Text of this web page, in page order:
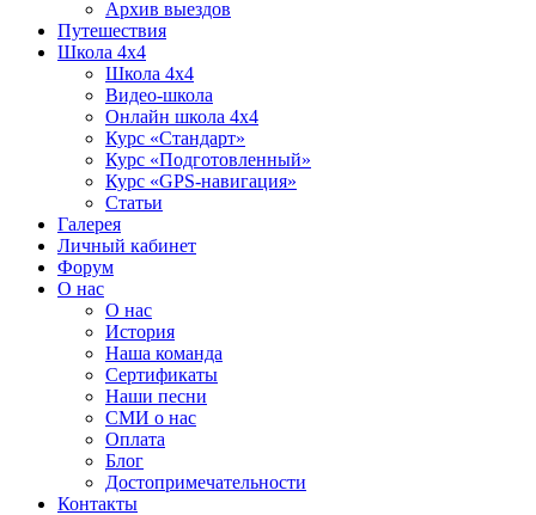
Архив выездов
Путешествия
Школа 4х4
Школа 4х4
Видео-школа
Онлайн школа 4х4
Курс «Стандарт»
Курс «Подготовленный»
Курс «GPS-навигация»
Статьи
Галерея
Личный кабинет
Форум
О нас
О нас
История
Наша команда
Сертификаты
Наши песни
СМИ о нас
Оплата
Блог
Достопримечательности
Контакты